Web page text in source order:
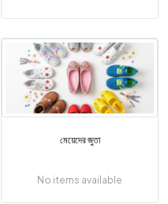
মেয়েদের জুতা
No items available